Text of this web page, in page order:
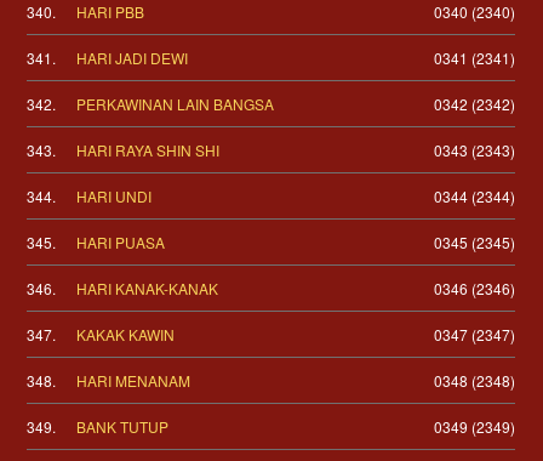
340. HARI PBB 0340 (2340)
341. HARI JADI DEWI 0341 (2341)
342. PERKAWINAN LAIN BANGSA 0342 (2342)
343. HARI RAYA SHIN SHI 0343 (2343)
344. HARI UNDI 0344 (2344)
345. HARI PUASA 0345 (2345)
346. HARI KANAK-KANAK 0346 (2346)
347. KAKAK KAWIN 0347 (2347)
348. HARI MENANAM 0348 (2348)
349. BANK TUTUP 0349 (2349)